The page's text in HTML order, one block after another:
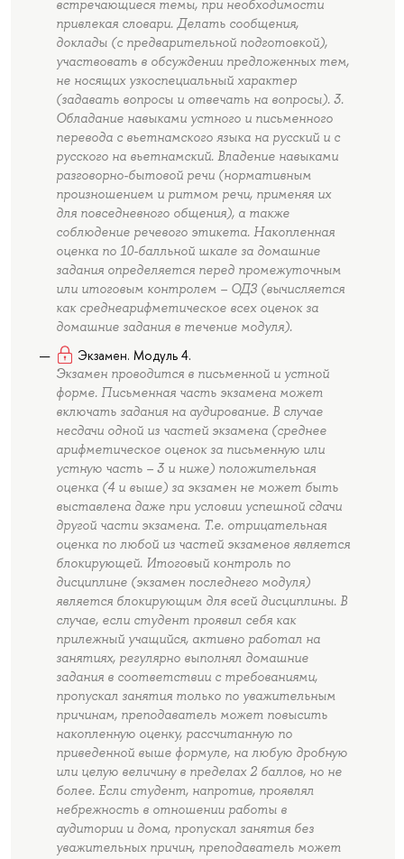
встречающиеся темы, при необходимости
привлекая словари. Делать сообщения,
доклады (с предварительной подготовкой),
участвовать в обсуждении предложенных тем,
не носящих узкоспециальный характер
(задавать вопросы и отвечать на вопросы). 3.
Обладание навыками устного и письменного
перевода с вьетнамского языка на русский и с
русского на вьетнамский. Владение навыками
разговорно-бытовой речи (нормативным
произношением и ритмом речи, применяя их
для повседневного общения), а также
соблюдение речевого этикета. Накопленная
оценка по 10-балльной шкале за домашние
задания определяется перед промежуточным
или итоговым контролем – ОДЗ (вычисляется
как среднеарифметическое всех оценок за
домашние задания в течение модуля).
Экзамен. Модуль 4.
Экзамен проводится в письменной и устной
форме. Письменная часть экзамена может
включать задания на аудирование. В случае
несдачи одной из частей экзамена (среднее
арифметическое оценок за письменную или
устную часть – 3 и ниже) положительная
оценка (4 и выше) за экзамен не может быть
выставлена даже при условии успешной сдачи
другой части экзамена. Т.е. отрицательная
оценка по любой из частей экзаменов является
блокирующей. Итоговый контроль по
дисциплине (экзамен последнего модуля)
является блокирующим для всей дисциплины. В
случае, если студент проявил себя как
прилежный учащийся, активно работал на
занятиях, регулярно выполнял домашние
задания в соответствии с требованиями,
пропускал занятия только по уважительным
причинам, преподаватель может повысить
накопленную оценку, рассчитанную по
приведенной выше формуле, на любую дробную
или целую величину в пределах 2 баллов, но не
более. Если студент, напротив, проявлял
небрежность в отношении работы в
аудитории и дома, пропускал занятия без
уважительных причин, преподаватель может